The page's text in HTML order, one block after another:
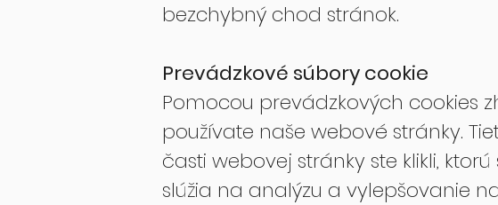
bezchybný chod stránok.
Prevádzkové súbory cookie
Pomocou prevádzkových cookies
používate naše webové stránky.
časti webovej stránky ste klikli,
slúžia na analýzu a vylepšovanie